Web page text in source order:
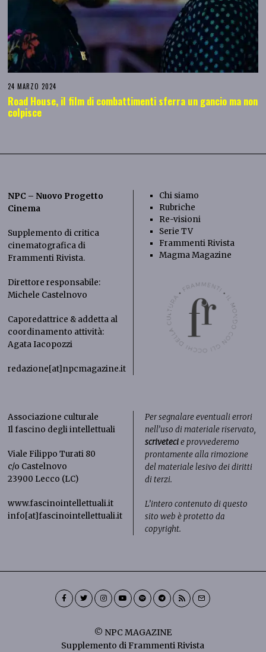
24 MARZO 2024
Road House, il film di combattimenti sferra un gancio ma non
colpisce
NPC – Nuovo Progetto
Cinema
Supplemento di critica
cinematografica di
Frammenti Rivista.
Direttore responsabile:
Michele Castelnovo
Caporedattrice & addetta al
coordinamento attività:
Agata Iacopozzi
redazione[at]npcmagazine.it
Chi siamo
Rubriche
Re-visioni
Serie TV
Frammenti Rivista
Magma Magazine
Associazione culturale
Il fascino degli intellettuali
Viale Filippo Turati 80
c/o Castelnovo
23900 Lecco (LC)
www.fascinointellettuali.it
info[at]fascinointellettuali.it
Per segnalare eventuali errori
nell’uso di materiale riservato,
scrivetecie provvederemo
prontamente alla rimozione
del materiale lesivo dei diritti
di terzi.
L’intero contenuto di questo
sito web è protetto da
copyright.
© NPC MAGAZINE
Supplemento di Frammenti Rivista